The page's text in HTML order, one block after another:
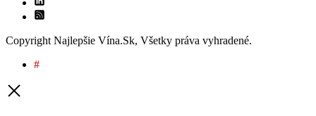
Copyright Najlepšie Vína.Sk, Všetky práva vyhradené.
#